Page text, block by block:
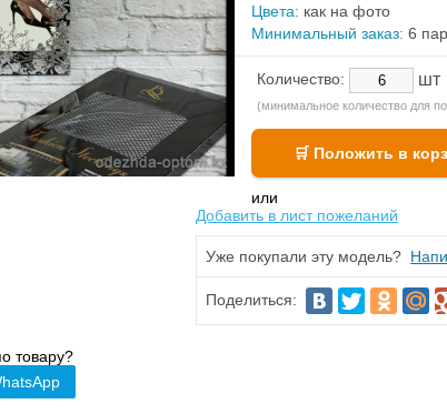
Цвета: как на фото
Минимальный заказ: 6 пар
Количество: шт
(минимальное количество для
или
Добавить в лист пожеланий
Уже покупали эту модель?
Поделиться:
товару?